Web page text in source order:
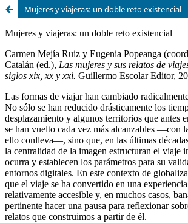
Mujeres y viajeras: un doble reto existencial